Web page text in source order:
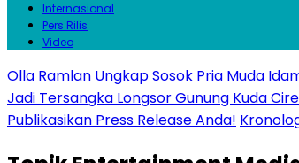
Internasional
Pers Rilis
Video
Olla Ramlan Ungkap Sosok Pria Muda
Jadi Tersangka Longsor Gunung Kuda
Publikasikan Press Release Anda!